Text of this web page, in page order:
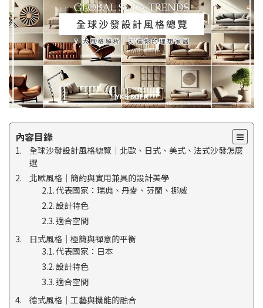
內容目錄
全球沙發設計風格總覽｜北歐、日式、美式、法式沙發怎麼
選
北歐風格｜簡約與實用兼具的設計美學
代表國家：瑞典、丹麥、芬蘭、挪威
設計特色
適合空間
日式風格｜極簡與禪意的平衡
代表國家：日本
設計特色
適合空間
德式風格｜工藝與機能的融合